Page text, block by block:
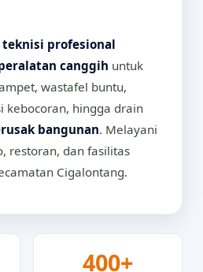
teknisi profesional
canggih untuk
wastafel buntu,
kebocoran, hingga drain
bangunan. Melayani
restoran, dan fasilitas
Cigalontang.
400+